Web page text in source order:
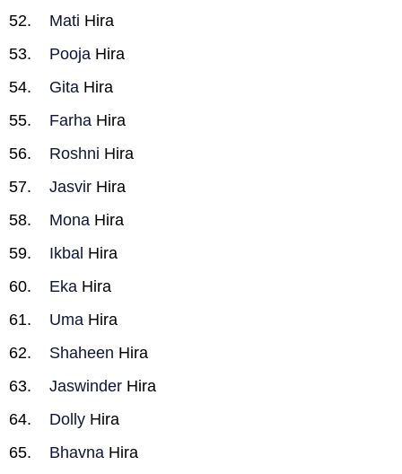
Mati Hira
Pooja Hira
Gita Hira
Farha Hira
Roshni Hira
Jasvir Hira
Mona Hira
Ikbal Hira
Eka Hira
Uma Hira
Shaheen Hira
Jaswinder Hira
Dolly Hira
Bhavna Hira